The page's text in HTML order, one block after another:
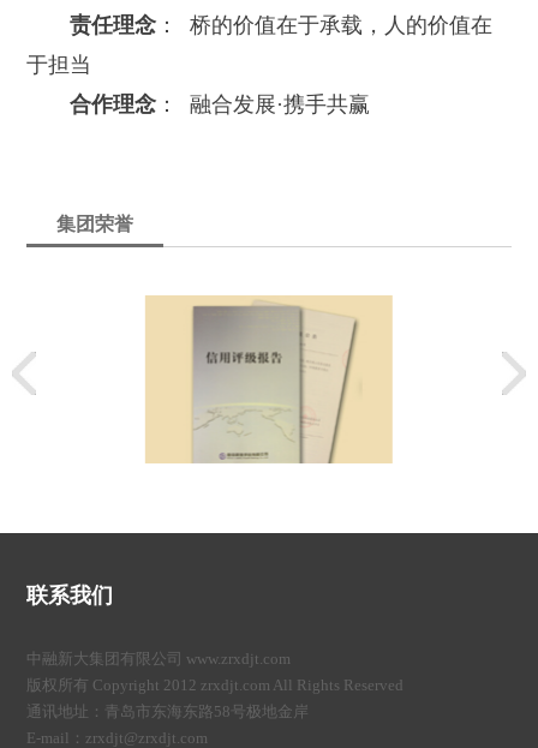
责任理念 ： 桥的价值在于承载，人的价值在
于担当
合作理念 ： 融合发展·携手共赢
集团荣誉
联系我们
中融新大集团有限公司 www.zrxdjt.com
版权所有 Copyright 2012 zrxdjt.com All Rights Reserved
通讯地址：青岛市东海东路58号极地金岸
E-mail：zrxdjt@zrxdjt.com